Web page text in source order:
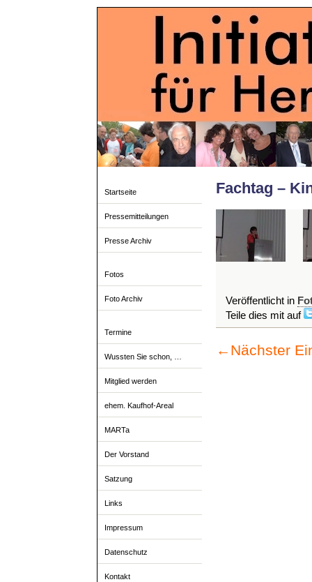
Startseite
Pressemitteilungen
Presse Archiv
Fotos
Foto Archiv
Termine
Wussten Sie schon, …
Mitglied werden
ehem. Kaufhof-Areal
MARTa
Der Vorstand
Satzung
Links
Impressum
Datenschutz
Kontakt
Fachtag –
Veröffentlicht in
Teile dies mit auf
← Nächster